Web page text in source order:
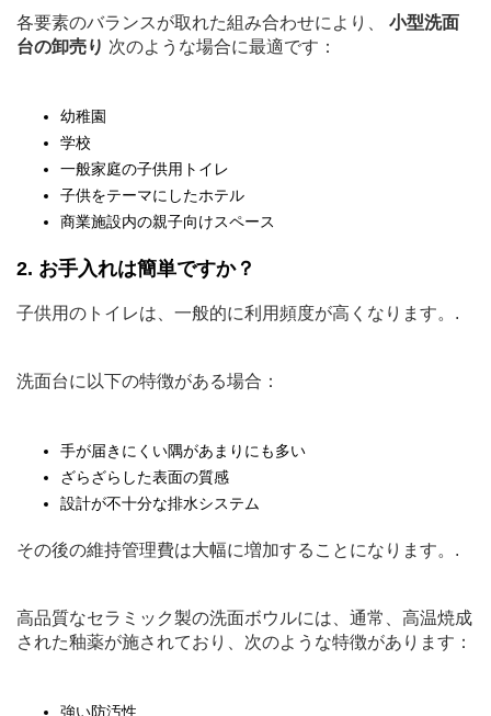
各要素のバランスが取れた組み合わせにより、 小型洗面
台の卸売り 次のような場合に最適です：
幼稚園
学校
一般家庭の子供用トイレ
子供をテーマにしたホテル
商業施設内の親子向けスペース
2. お手入れは簡単ですか？
子供用のトイレは、一般的に利用頻度が高くなります。.
洗面台に以下の特徴がある場合：
手が届きにくい隅があまりにも多い
ざらざらした表面の質感
設計が不十分な排水システム
その後の維持管理費は大幅に増加することになります。.
高品質なセラミック製の洗面ボウルには、通常、高温焼成
された釉薬が施されており、次のような特徴があります：
強い防汚性